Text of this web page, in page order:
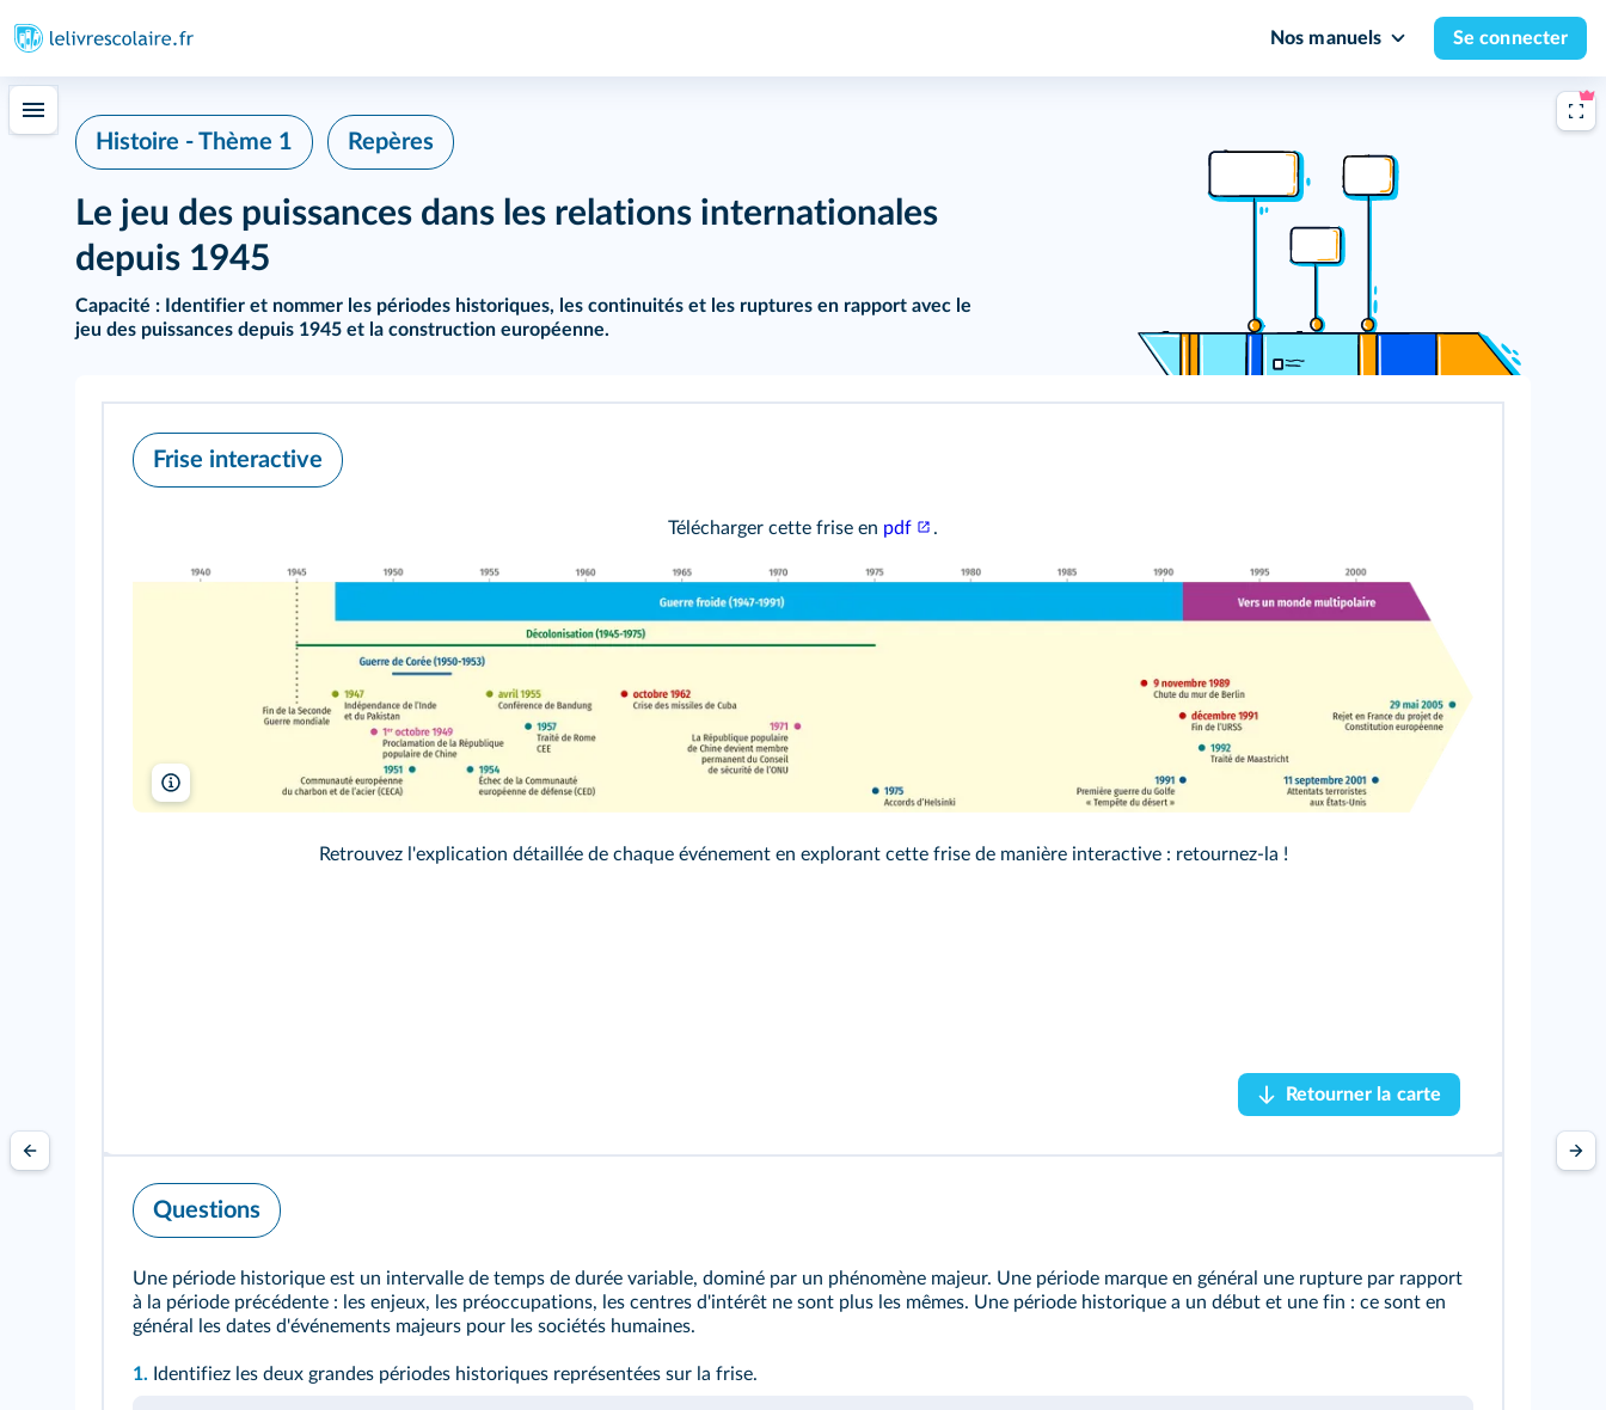
Nos manuels Se connecter
Histoire - Thème 1 Repères
Le jeu des puissances dans les relations internationales
depuis 1945
Capacité : Identifier et nommer les périodes historiques, les continuités et les ruptures en rapport avec le
jeu des puissances depuis 1945 et la construction européenne.
Frise interactive
Télécharger cette frise en pdf .
Retrouvez l'explication détaillée de chaque événement en explorant cette frise de manière interactive : retournez‑la !
Retourner la carte
Accéder au module
Retourner la carte
Questions
Une période historique est un intervalle de temps de durée variable, dominé par un phénomène majeur. Une période marque en général une rupture par rapport
à la période précédente : les enjeux, les préoccupations, les centres d'intérêt ne sont plus les mêmes. Une période historique a un début et une fin : ce sont en
général les dates d'événements majeurs pour les sociétés humaines.
1. Identifiez les deux grandes périodes historiques représentées sur la frise.